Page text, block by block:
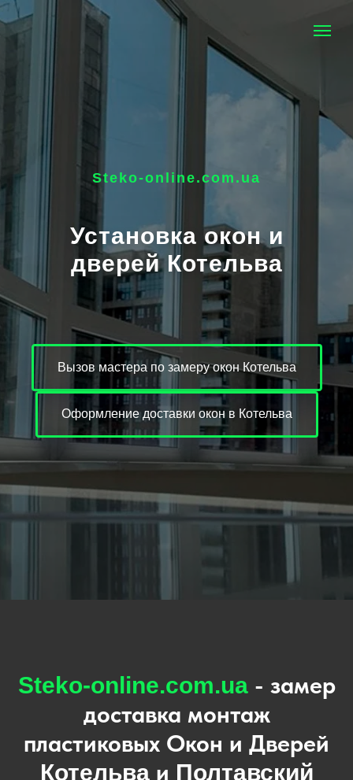
Steko-online.com.ua
Установка окон и
дверей Котельва
Вызов мастера по замеру окон Котельва
Оформление доставки окон в Котельва
Steko-online.com.ua- замер
доставка монтаж
пластиковых Окон и Дверей
Котельваи Полтавский